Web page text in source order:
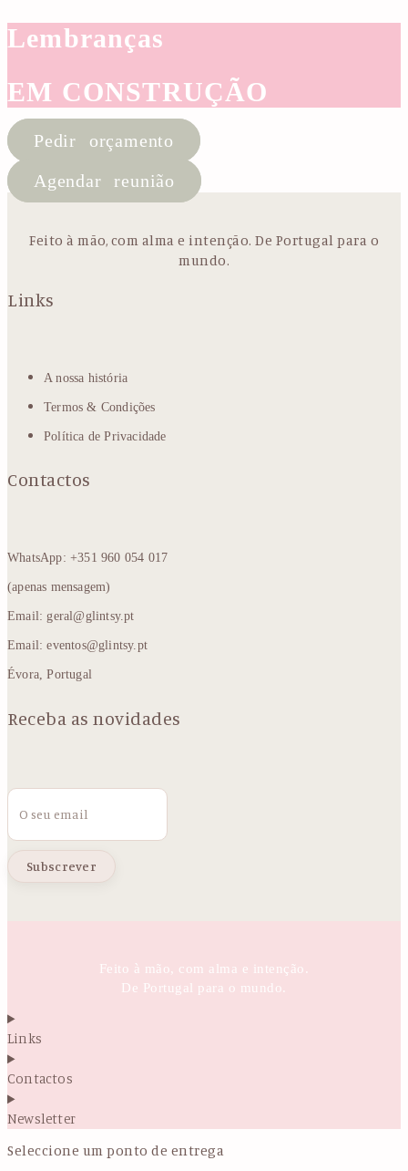
Lembranças
EM CONSTRUÇÃO
Pedir orçamento
Agendar reunião
Feito à mão, com alma e intenção. De Portugal para o
mundo.
Links
A nossa história
Termos & Condições
Política de Privacidade
Contactos
WhatsApp: +351 960 054 017
(apenas mensagem)
Email: geral@glintsy.pt
Email: eventos@glintsy.pt
Évora, Portugal
Receba as novidades
Email
Feito à mão, com alma e intenção.
De Portugal para o mundo.
Links
Contactos
Newsletter
Seleccione um ponto de entrega